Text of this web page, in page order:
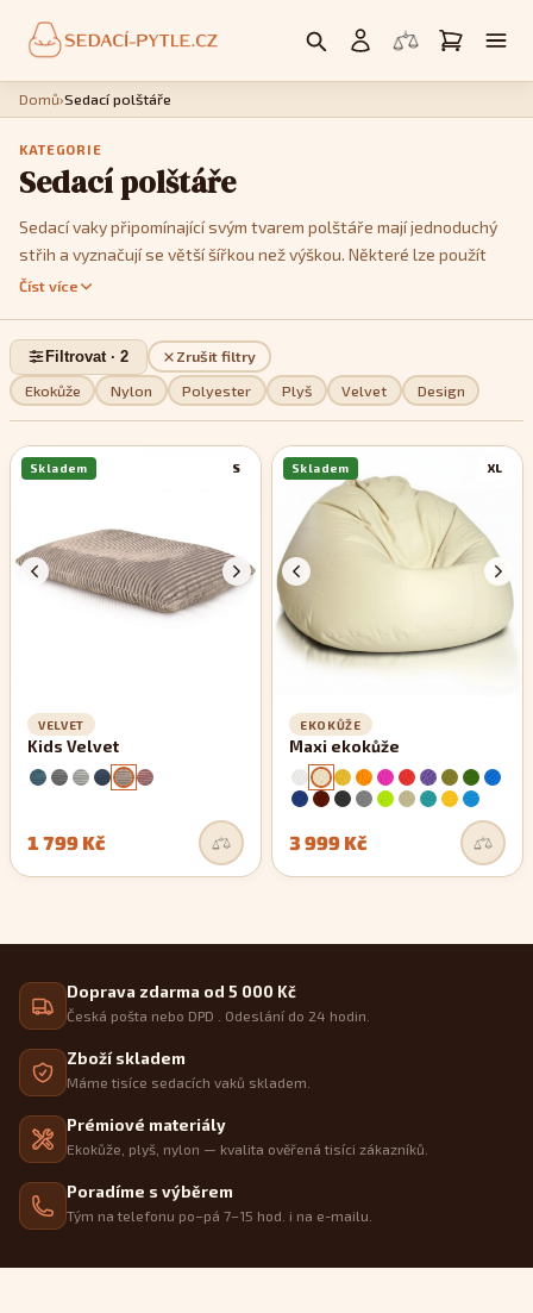
Domů›Sedací polštáře
KATEGORIE
Sedací polštáře
Sedací vaky připomínající svým tvarem polštáře mají jednoduchý
střih a vyznačují se větší šířkou než výškou. Některé lze použít
jako křesla, postavíte li je na kratší hranu. Jedná se především o
pomocí kterých je můžete tvarovat a vykouzlit tak třeba tvar
imitující menší sedačku. Pokud jde o design, můžete si v této sekci
vybrat z jednobarevných, dvoubarevných nebo pestře
vzorovaných modelů, podle toho, které se stylově nejvíce hodí do
vašeho interiéru.
Číst více
Ekokůže Nylon Polyester Plyš Velvet Design
Zrušit filtry
Filtrovat · 2
S
Skladem
VELVET
Kids Velvet
1 799 Kč
XL
Skladem
EKOKŮŽE
Maxi ekokůže
3 999 Kč
Doprava zdarma od 5 000 Kč
Česká pošta nebo DPD . Odeslání do 24 hodin.
Zboží skladem
Máme tisíce sedacích vaků skladem.
Prémiové materiály
Ekokůže, plyš, nylon — kvalita ověřená tisíci zákazníků.
Poradíme s výběrem
Tým na telefonu po–pá 7–15 hod. i na e-mailu.